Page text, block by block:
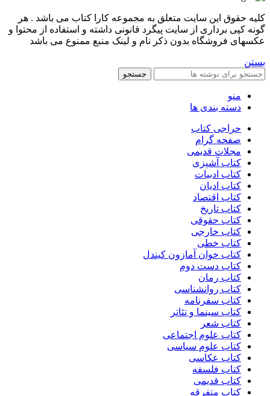
کليه حقوق اين سايت متعلق به مجموعه کارا کتاب می باشد . هر
گونه کپی برداری از سایت پیگرد قانونی داشته و استفاده از محتوا و
عکسهای فروشگاه بدون ذکر نام و لینک منبع ممنوع می باشد
بستن
جستجو
منو
دسته بندی ها
حراجی کتاب
صفحه گرام
مجلات قدیمی
کتاب آشپزی
کتاب ادبیات
کتاب ادیان
کتاب اقتصاد
کتاب تاریخ
کتاب حقوقی
کتاب خارجی
کتاب خطی
کتاب خوان آمازون کیندل
کتاب دست دوم
کتاب رمان
کتاب روانشناسی
کتاب سفرنامه
کتاب سینما و تئاتر
کتاب شعر
کتاب علوم اجتماعی
کتاب علوم سیاسی
کتاب عکاسی
کتاب فلسفه
کتاب قدیمی
کتاب متفرقه